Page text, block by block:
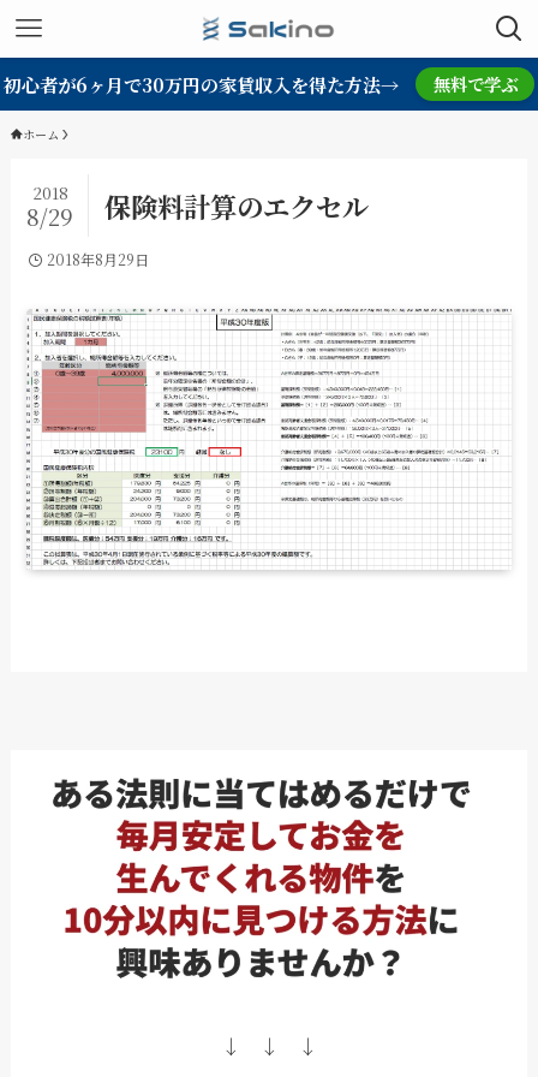
初心者が6ヶ月で30万円の家賃収入を得た方法→ 無料で学ぶ
ホーム
保険料計算のエクセル
2018
8/29
2018年8月29日
↓ ↓ ↓